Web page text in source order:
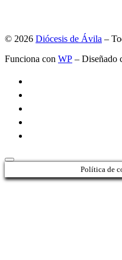
© 2026 Diócesis de Ávila –
Funciona con WP – Diseñado
Política de